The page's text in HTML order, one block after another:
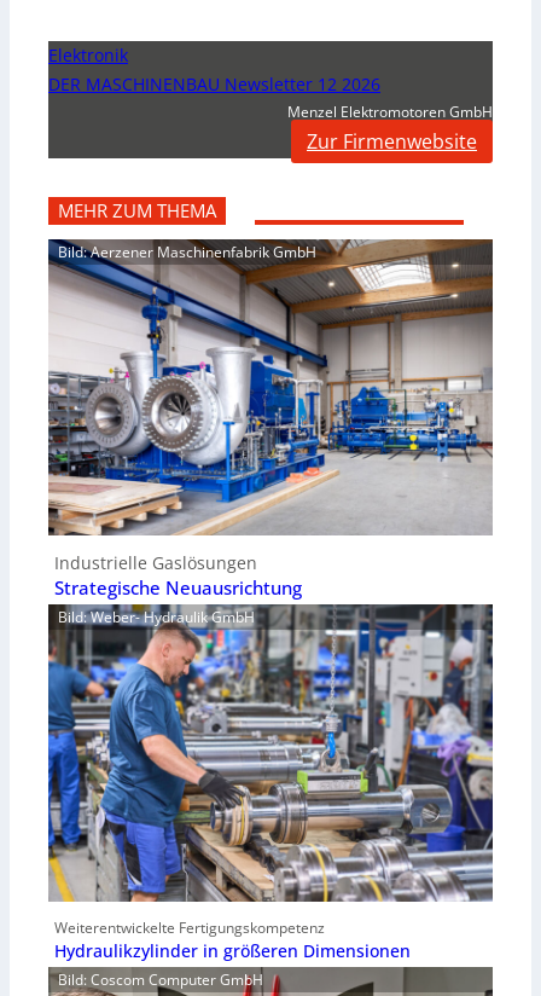
Elektronik
DER MASCHINENBAU Newsletter 12 2026
Menzel Elektromotoren GmbH
Zur Firmenwebsite
MEHR ZUM THEMA
Bild: Aerzener Maschinenfabrik GmbH
Industrielle Gaslösungen
Strategische Neuausrichtung
Bild: Weber- Hydraulik GmbH
Weiterentwickelte Fertigungskompetenz
Hydraulikzylinder in größeren Dimensionen
Bild: Coscom Computer GmbH